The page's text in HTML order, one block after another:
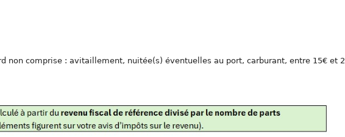
non comprise : avitaillement, nuitée(s) éventuelles au port, carburant, entre 15€ et